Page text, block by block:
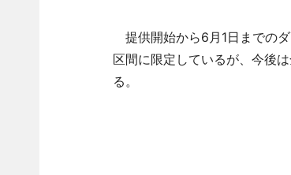
提供開始から6月1日までの
区間に限定しているが、今後
る。